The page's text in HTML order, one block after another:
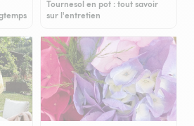
Tournesol en pot : tout savoir
sur l'entretien